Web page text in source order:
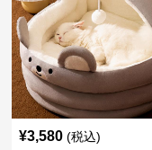
¥3,580 (税込)